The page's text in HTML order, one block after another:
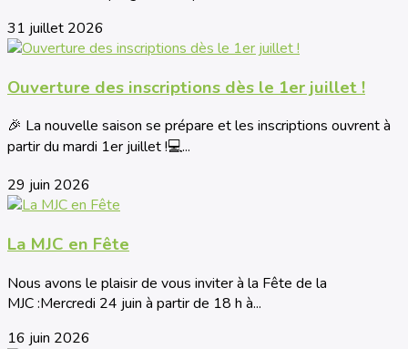
31 juillet 2026
Ouverture des inscriptions dès le 1er juillet !
🎉 La nouvelle saison se prépare et les inscriptions ouvrent à
partir du mardi 1er juillet !💻...
29 juin 2026
La MJC en Fête
Nous avons le plaisir de vous inviter à la Fête de la
MJC :Mercredi 24 juin à partir de 18 h à...
16 juin 2026